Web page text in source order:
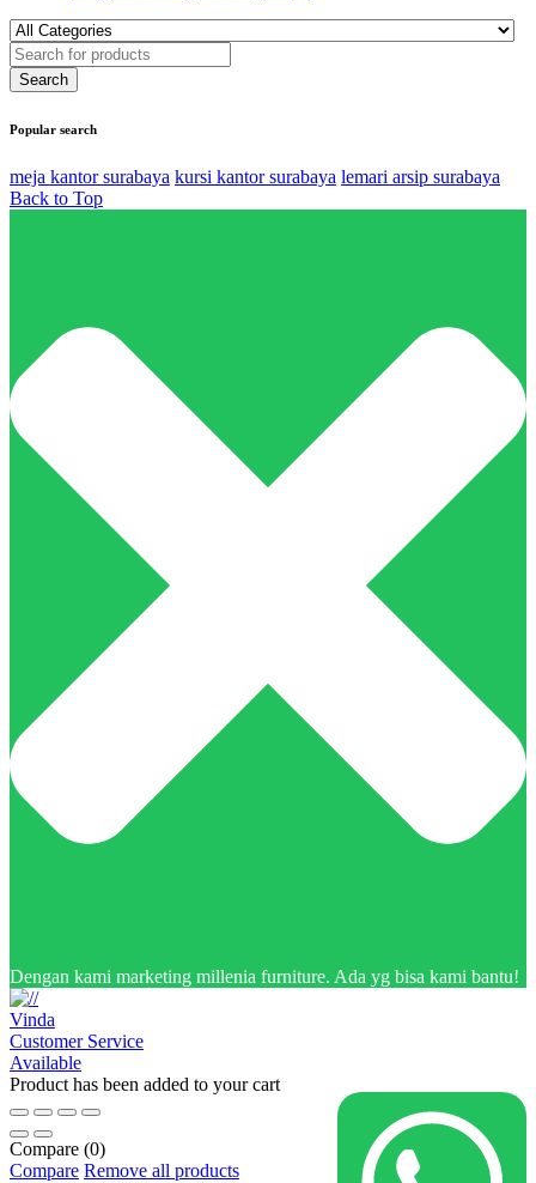
Popular search
meja kantor surabaya kursi kantor surabaya lemari arsip surabaya
Back to Top
Dengan kami marketing millenia furniture. Ada yg bisa kami bantu!
Vinda
Customer Service
Available
Product has been added to your cart
Compare (0)
Compare Remove all products